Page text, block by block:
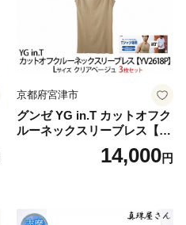
京都府宮津市
グンゼ YG in.T カットオフク
ルーネックスリーブレス【Y
V2618P】Lサイズ クリアベ
ージュ3枚セット [№5716-04
14,000円